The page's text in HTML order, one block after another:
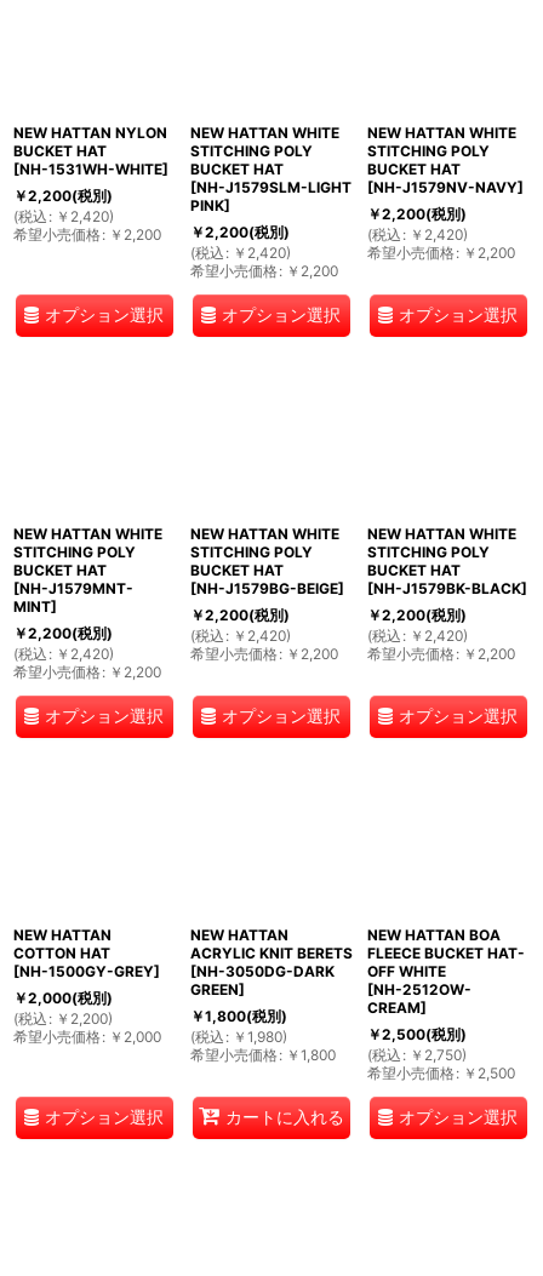
NEW HATTAN NYLON
BUCKET HAT
[NH-1531WH-WHITE]
￥2,200(税別)
(税込 : ￥ 2,420)
希望小売価格: ￥ 2,200
オプション選択
NEW HATTAN WHITE
STITCHING POLY
BUCKET HAT
[NH-J1579SLM-LIGHT
PINK]
￥2,200(税別)
(税込 : ￥ 2,420)
希望小売価格: ￥ 2,200
オプション選択
NEW HATTAN WHITE
STITCHING POLY
BUCKET HAT
[NH-J1579NV-NAVY]
￥2,200(税別)
(税込 : ￥ 2,420)
希望小売価格: ￥ 2,200
オプション選択
NEW HATTAN WHITE
STITCHING POLY
BUCKET HAT
[NH-J1579MNT-
MINT]
￥2,200(税別)
(税込 : ￥ 2,420)
希望小売価格: ￥ 2,200
オプション選択
NEW HATTAN WHITE
STITCHING POLY
BUCKET HAT
[NH-J1579BG-BEIGE]
￥2,200(税別)
(税込 : ￥ 2,420)
希望小売価格: ￥ 2,200
オプション選択
NEW HATTAN WHITE
STITCHING POLY
BUCKET HAT
[NH-J1579BK-BLACK]
￥2,200(税別)
(税込 : ￥ 2,420)
希望小売価格: ￥ 2,200
オプション選択
NEW HATTAN
COTTON HAT
[NH-1500GY-GREY]
￥2,000(税別)
(税込 : ￥ 2,200)
希望小売価格: ￥ 2,000
オプション選択
NEW HATTAN
ACRYLIC KNIT BERETS
[NH-3050DG-DARK
GREEN]
￥1,800(税別)
(税込 : ￥ 1,980)
希望小売価格: ￥ 1,800
カートに入れる
NEW HATTAN BOA
FLEECE BUCKET HAT-
OFF WHITE
[NH-2512OW-
CREAM]
￥2,500(税別)
(税込 : ￥ 2,750)
希望小売価格: ￥ 2,500
オプション選択